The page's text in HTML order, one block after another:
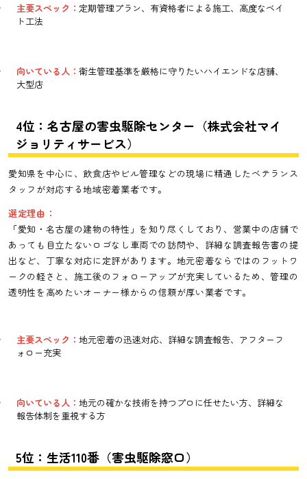
主要スペック： 定期管理プラン、有資格者による施工、高度なベイ
ト工法
向いている人： 衛生管理基準を厳格に守りたいハイエンドな店舗、
大型店
4位：名古屋の害虫駆除センター（株式会社マイ
ジョリティサービス）
愛知県を中心に、飲食店やビル管理などの現場に精通したベテランス
タッフが対応する地域密着業者です。
選定理由：
「愛知・名古屋の建物の特性」を知り尽くしており、営業中の店舗で
あっても目立たないロゴなし車両での訪問や、詳細な調査報告書の提
出など、丁寧な対応に定評があります。地元密着ならではのフットワ
ークの軽さと、施工後のフォローアップが充実しているため、管理の
透明性を高めたいオーナー様からの信頼が厚い業者です。
主要スペック： 地元密着の迅速対応、詳細な調査報告、アフターフ
ォロー充実
向いている人： 地元の確かな技術を持つプロに任せたい方、詳細な
報告体制を重視する方
5位：生活110番（害虫駆除窓口）